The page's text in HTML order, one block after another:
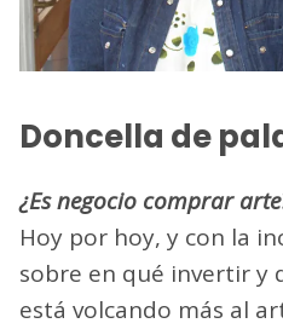
Doncella de
¿Es negocio comprar
Hoy por hoy, y con la
sobre en qué invertir y
está volcando más al